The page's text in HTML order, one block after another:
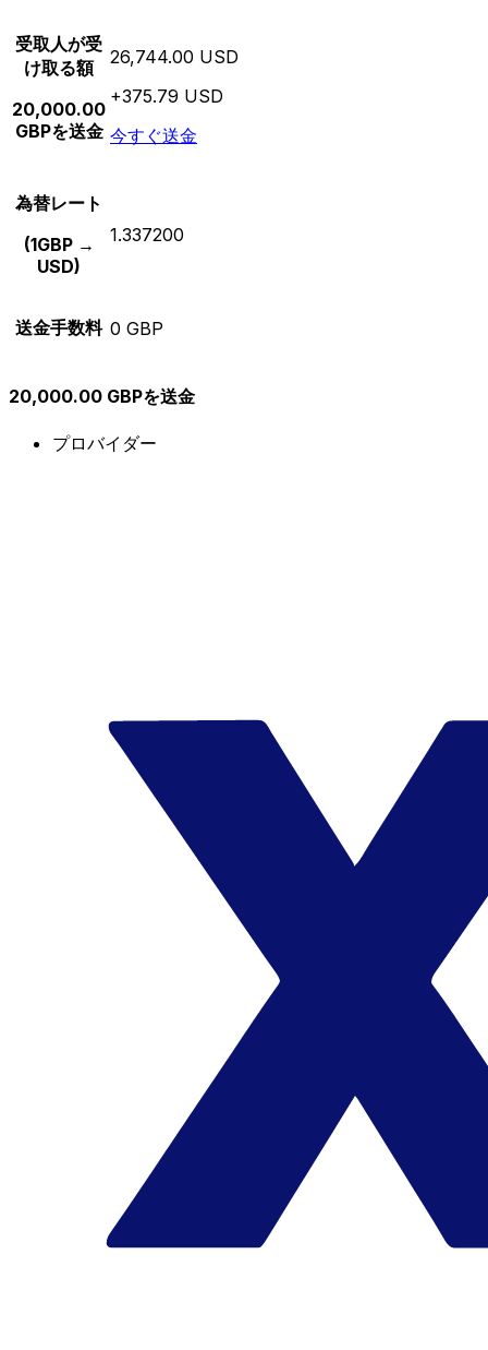
受取人が受
け取る額
20,000.00
GBPを送金
26,744.00 USD
+375.79 USD
今すぐ送金
為替レート
(1GBP →
USD)
1.337200
送金手数料 0 GBP
20,000.00 GBPを送金
プロバイダー